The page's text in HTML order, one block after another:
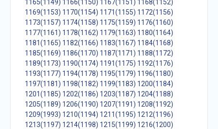
1165(1149) 1166(1150) 1167(1151) 1168(1152)
1169(1153) 1170(1154) 1171(1155) 1172(1156)
1173(1157) 1174(1158) 1175(1159) 1176(1160)
1177(1161) 1178(1162) 1179(1163) 1180(1164)
1181(1165) 1182(1166) 1183(1167) 1184(1168)
1185(1169) 1186(1170) 1187(1171) 1188(1172)
1189(1173) 1190(1174) 1191(1175) 1192(1176)
1193(1177) 1194(1178) 1195(1179) 1196(1180)
1197(1181) 1198(1182) 1199(1183) 1200(1184)
1201(1185) 1202(1186) 1203(1187) 1204(1188)
1205(1189) 1206(1190) 1207(1191) 1208(1192)
1209(1993) 1210(1194) 1211(1195) 1212(1196)
1213(1197) 1214(1198) 1215(1199) 1216(1200)